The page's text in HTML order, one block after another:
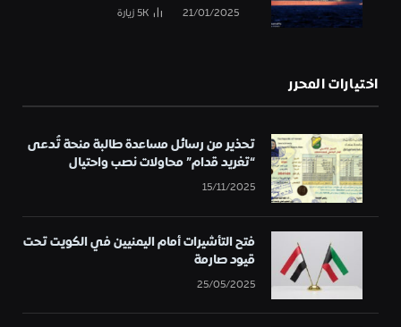
21/01/2025
5Kزيارة
اختيارات المحرر
تحذير من رسائل مساعدة طالبة منحة تُدعى
“تغريد قدام” محاولات نصب واحتيال
15/11/2025
فتح التأشيرات أمام اليمنيين في الكويت تحت
قيود صارمة
25/05/2025